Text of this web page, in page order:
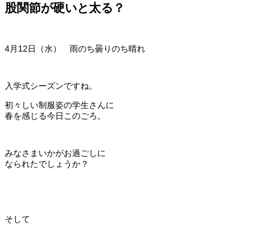
股関節が硬いと太る？
4月12日（水） 雨のち曇りのち晴れ
入学式シーズンですね。
初々しい制服姿の学生さんに
春を感じる今日このごろ。
みなさまいかがお過ごしに
なられたでしょうか？
そして